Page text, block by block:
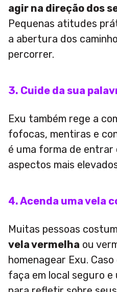
agir na direção dos
Pequenas atitudes
a abertura dos
percorrer.
3. Cuide da sua
Exu também rege a
fofocas, mentiras e
é uma forma de entrar
aspectos mais
4. Acenda uma vela
Muitas pessoas
vela vermelha ou
homenagear Exu.
faça em local seguro